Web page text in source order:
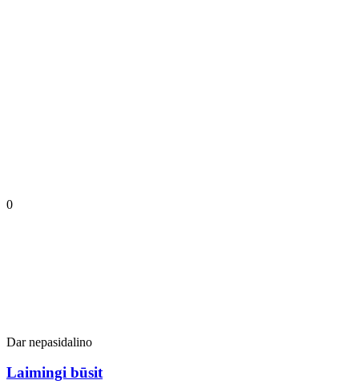
0
Dar nepasidalino
Laimingi būsit